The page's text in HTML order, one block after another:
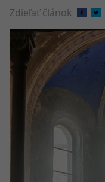
Zdieľať článok